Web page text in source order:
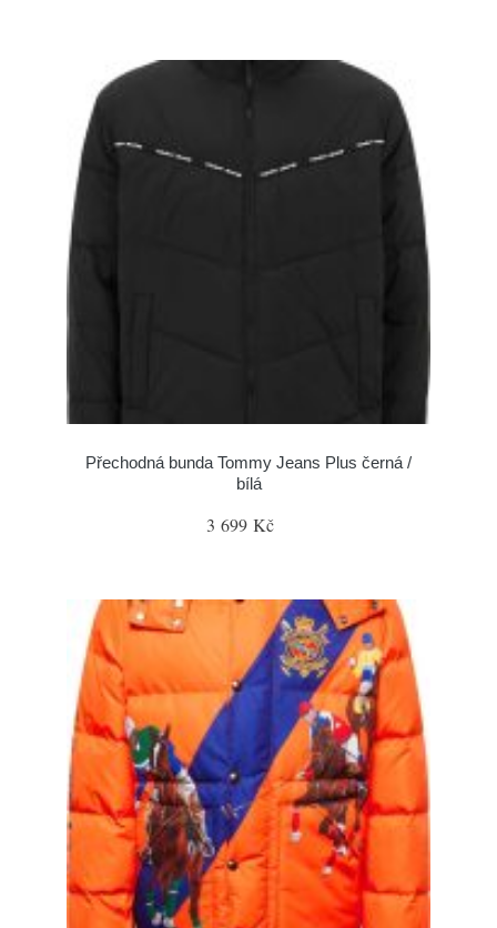
Přechodná bunda Tommy Jeans Plus černá /
bílá
3 699 Kč